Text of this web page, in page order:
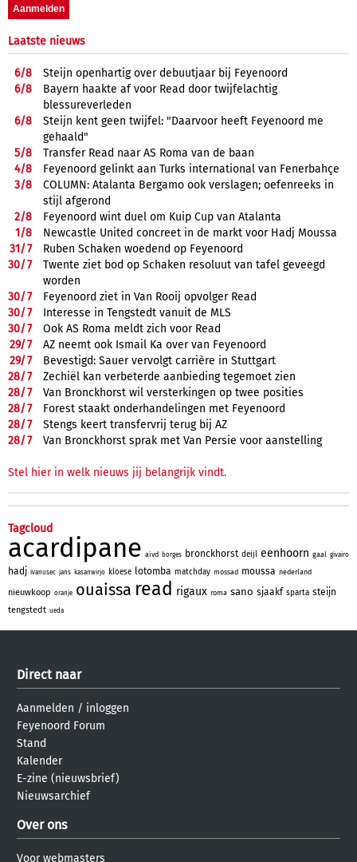
Laatste nieuws
6/8
Steijn openhartig over debuutjaar bij Feyenoord
6/8
Bayern haakte af voor Read door twijfelachtig
blessureverleden
6/8
Steijn kent geen twijfel: "Daarvoor heeft Feyenoord me
gehaald"
5/8
Transfer Read naar AS Roma van de baan
4/8
Feyenoord gelinkt aan Turks international van Fenerbahçe
3/8
COLUMN: Atalanta Bergamo ook verslagen; oefenreeks in
stijl afgerond
2/8
Feyenoord wint duel om Kuip Cup van Atalanta
1/8
Newcastle United concreet in de markt voor Hadj Moussa
31/7
Ruben Schaken woedend op Feyenoord
30/7
Twente ziet bod op Schaken resoluut van tafel geveegd
worden
30/7
Feyenoord ziet in Van Rooij opvolger Read
30/7
Interesse in Tengstedt vanuit de MLS
30/7
Ook AS Roma meldt zich voor Read
29/7
AZ neemt ook Ismail Ka over van Feyenoord
29/7
Bevestigd: Sauer vervolgt carrière in Stuttgart
28/7
Zechiël kan verbeterde aanbieding tegemoet zien
28/7
Van Bronckhorst wil versterkingen op twee posities
28/7
Forest staakt onderhandelingen met Feyenoord
28/7
Stengs keert transfervrij terug bij AZ
28/7 Van Bronckhorst sprak met Van Persie voor aanstelling
Stel hier in welk nieuws jij belangrijk vindt.
Tagcloud
acardipane aivd borges bronckhorst deijl eenhoorn gaal givairo
hadj ivanusec jans kasanwirjo kloese lotomba matchday mossad moussa nederland
nieuwkoop oranje ouaissa read rigaux roma sano sjaakf sparta steijn
tengstedt ueda
Direct naar
Aanmelden / inloggen
Feyenoord Forum
Stand
Kalender
E-zine (nieuwsbrief)
Nieuwsarchief
Over ons
Voor webmasters